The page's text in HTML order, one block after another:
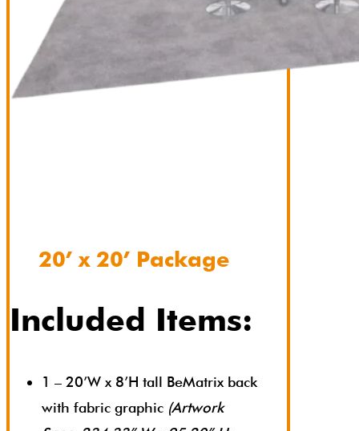
20’ x 20’ Package
Included Items:
1 – 20’W x 8’H tall BeMatrix back
with fabric graphic (Artwork